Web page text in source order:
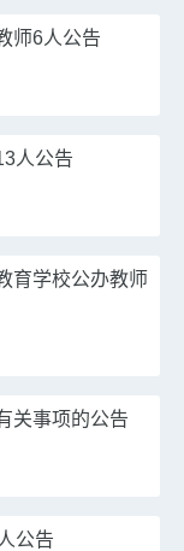
师6人公告
人公告
育学校公办教师
关事项的公告
公告